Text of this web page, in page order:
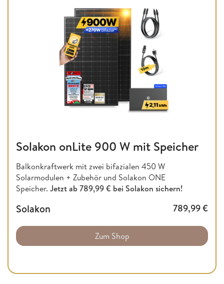
Solakon onLite 900 W mit Speicher
Balkonkraftwerk mit zwei bifazialen 450 W
Solarmodulen + Zubehör und Solakon ONE
Speicher. Jetzt ab 789,99 € bei Solakon sichern!
Solakon 789,99€
Zum Shop